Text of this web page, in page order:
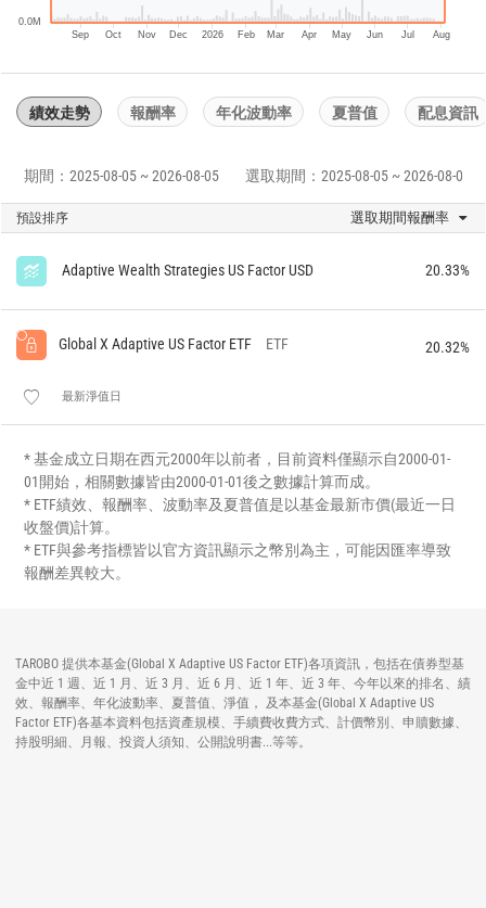
Sep Oct Nov Dec 2026 Feb Mar Apr May Jun Jul Aug
0.0M
績效走勢 報酬率 年化波動率 夏普值 配息資訊
期間：2025-08-05 ~ 2026-08-05 選取期間：2025-08-05 ~ 2026-08-05
預設排序 選取期間報酬率
Adaptive Wealth Strategies US Factor USD 20.33%
Global X Adaptive US Factor ETF ETF 20.32%
最新淨值日
* 基金成立日期在西元2000年以前者，目前資料僅顯示自2000-01-
01開始，相關數據皆由2000-01-01後之數據計算而成。
* ETF績效、報酬率、波動率及夏普值是以基金最新市價(最近一日
收盤價)計算。
* ETF與參考指標皆以官方資訊顯示之幣別為主，可能因匯率導致
報酬差異較大。
TAROBO 提供本基金(Global X Adaptive US Factor ETF)各項資訊，包括在債券型基
金中近 1 週、近 1 月、近 3 月、近 6 月、近 1 年、近 3 年、今年以來的排名、績
效、報酬率、年化波動率、夏普值、淨值， 及本基金(Global X Adaptive US
Factor ETF)各基本資料包括資產規模、手續費收費方式、計價幣別、申贖數據、
持股明細、月報、投資人須知、公開說明書...等等。